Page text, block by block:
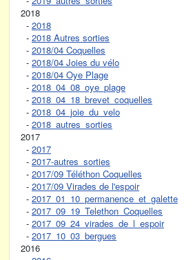
2018
- 2018
- 2018 Autres sorties
- 2018/04 Coquelles
- 2018/04 Joies du vélo
- 2018/04 Oye Plage
- 2018_04_08_oye_plage
- 2018_04_18_brevet_coquelles
- 2018_04_joie_du_velo
- 2018_autres_sorties
2017
- 2017
- 2017-autres_sorties
- 2017/09 Téléthon Coquelles
- 2017/09 Virades de l'espoir
- 2017_01_10_permanence_et_galette
- 2017_09_19_Telethon_Coquelles
- 2017_09_24_virades_de_l_espoir
- 2017_10_03_bergues
2016